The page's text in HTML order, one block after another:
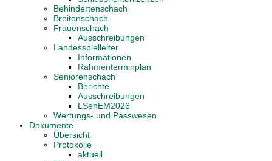
Behindertenschach
Breitenschach
Frauenschach
Ausschreibungen
Landesspielleiter
Informationen
Rahmenterminplan
Seniorenschach
Berichte
Ausschreibungen
LSenEM2026
Wertungs- und Passwesen
Dokumente
Übersicht
Protokolle
aktuell